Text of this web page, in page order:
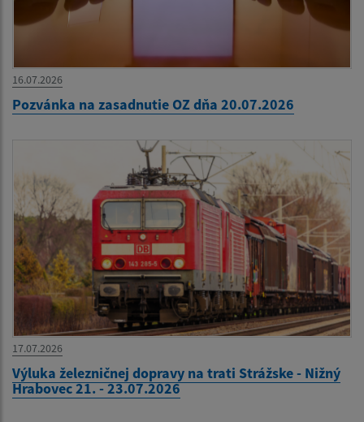
16.07.2026
Pozvánka na zasadnutie OZ dňa 20.07.2026
17.07.2026
Výluka železničnej dopravy na trati Strážske - Nižný
Hrabovec 21. - 23.07.2026